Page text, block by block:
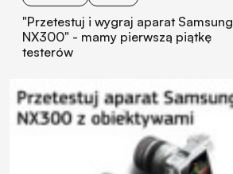
"Przetestuj i wygraj aparat Samsung
NX300" - mamy pierwszą piątkę
testerów